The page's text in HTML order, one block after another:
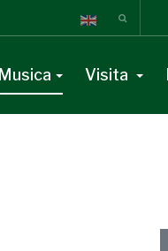
Musica Visita